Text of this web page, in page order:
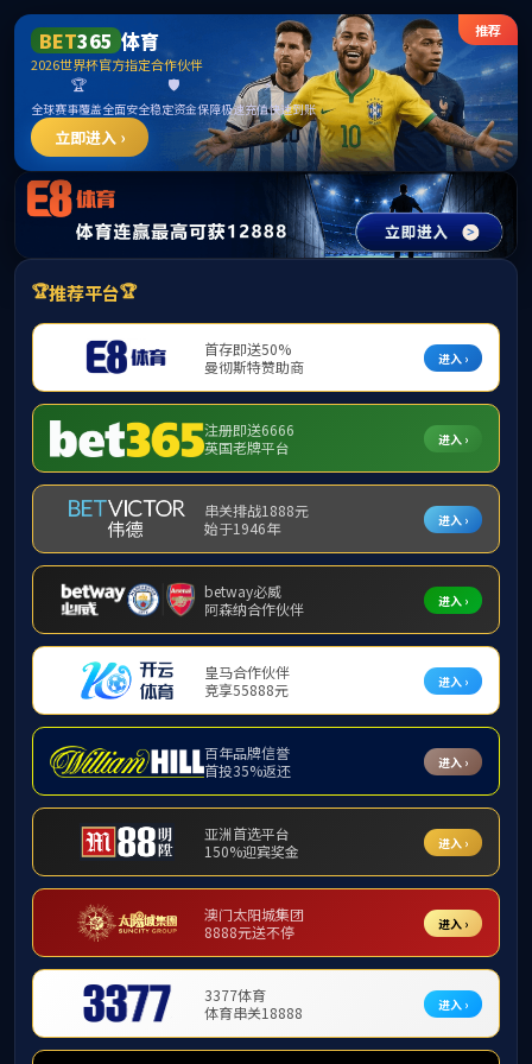
365英国上市公司(CHN-VIP认证)官网|Official
Website
提示：访问地址无效，allen-bradley-powerflex-400-22c-d060a103找不
到对应的栏目！
首页